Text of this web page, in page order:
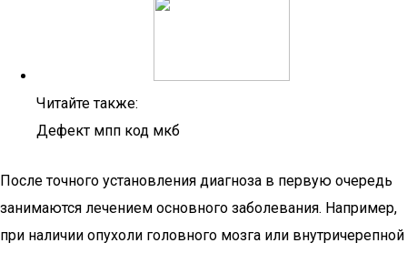
Читайте также:
Дефект мпп код мкб
После точного установления диагноза в первую очередь
занимаются лечением основного заболевания. Например,
при наличии опухоли головного мозга или внутричерепной